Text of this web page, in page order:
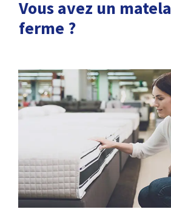
Vous avez un
ferme ?